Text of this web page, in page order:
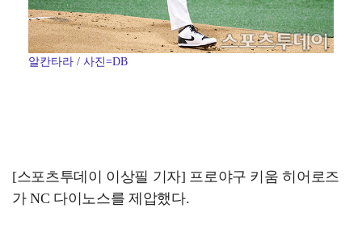
알칸타라 / 사진=DB
[스포츠투데이 이상필 기자] 프로야구 키움 히어로즈
가 NC 다이노스를 제압했다.